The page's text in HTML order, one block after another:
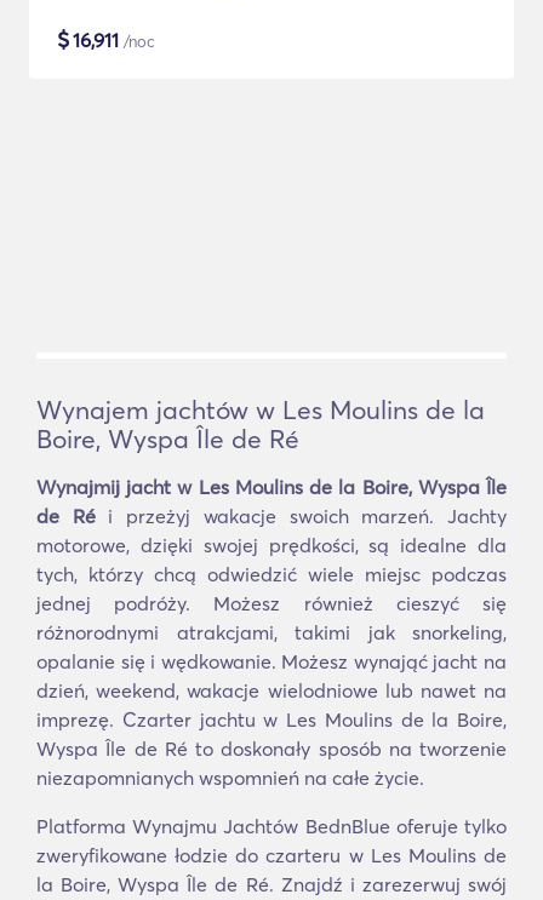
$16,911 /noc
Wynajem jachtów w Les Moulins de la
Boire, Wyspa Île de Ré
Wynajmij jacht w Les Moulins de la Boire, Wyspa Île
de Réi przeżyj wakacje swoich marzeń. Jachty
motorowe, dzięki swojej prędkości, są idealne dla
tych, którzy chcą odwiedzić wiele miejsc podczas
jednej podróży. Możesz również cieszyć się
różnorodnymi atrakcjami, takimi jak snorkeling,
opalanie się i wędkowanie. Możesz wynająć jacht na
dzień, weekend, wakacje wielodniowe lub nawet na
imprezę. Czarter jachtu w Les Moulins de la Boire,
Wyspa Île de Ré to doskonały sposób na tworzenie
niezapomnianych wspomnień na całe życie.
Platforma Wynajmu Jachtów BednBlue oferuje tylko
zweryfikowane łodzie do czarteru w Les Moulins de
la Boire, Wyspa Île de Ré. Znajdź i zarezerwuj swój